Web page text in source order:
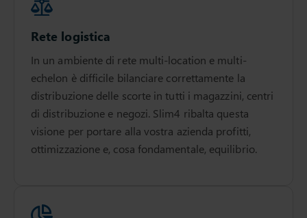
Rete logistica
In un ambiente di rete multi-location e multi-
echelon è difficile bilanciare correttamente la
distribuzione delle scorte in tutti i magazzini, centri
di distribuzione e negozi. Slim4 ribalta questa
visione per portare alla vostra azienda profitti,
ottimizzazione e, cosa fondamentale, equilibrio.